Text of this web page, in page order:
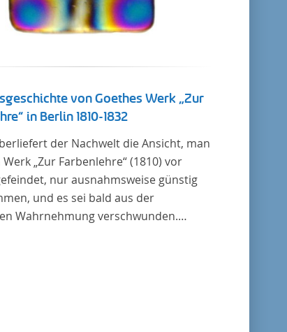
von Goethes Werk „Zur
in Berlin 1810-1832
der Nachwelt die Ansicht, man
„Zur Farbenlehre“ (1810) vor
nur ausnahmsweise günstig
und es sei bald aus der
Wahrnehmung verschwunden.